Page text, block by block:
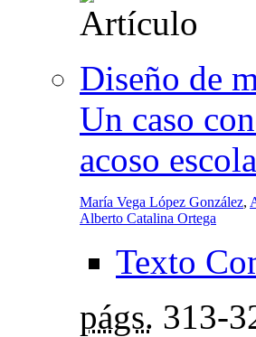
Diseño de
Un caso
acoso
María Vega López González,
Alberto Catalina Ortega
Texto
págs. 313-